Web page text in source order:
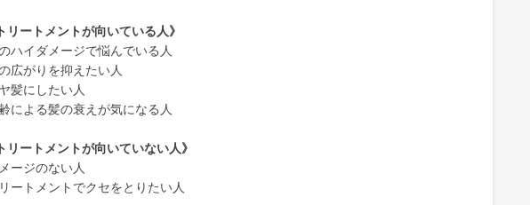
リートメントが向いている人》
のハイダメージで悩んでいる人
の広がりを抑えたい人
髪にしたい人
齢による髪の衰えが気になる人
リートメントが向いていない人》
ージのない人
リートメントでクセをとりたい人